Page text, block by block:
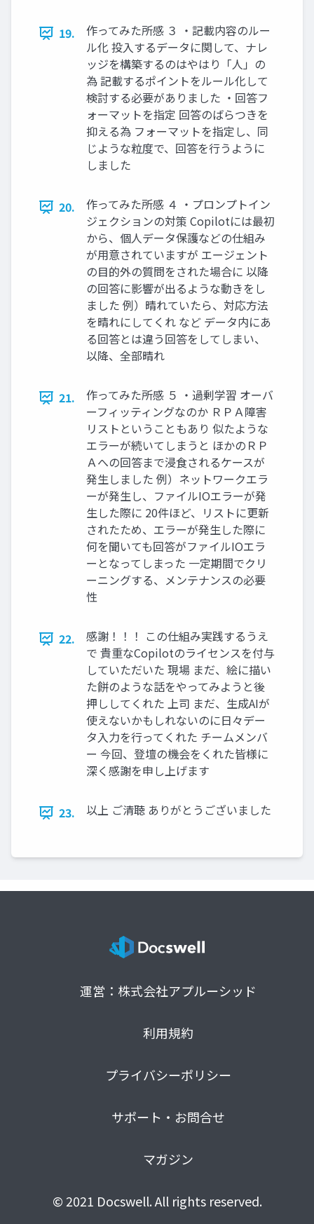
19.
作ってみた所感 ３ ・記載内容のルー
ル化 投入するデータに関して、ナレ
ッジを構築するのはやはり「人」の
為 記載するポイントをルール化して
検討する必要がありました ・回答フ
ォーマットを指定 回答のばらつきを
抑える為 フォーマットを指定し、同
じような粒度で、回答を行うように
しました
20.
作ってみた所感 ４ ・プロンプトイン
ジェクションの対策 Copilotには最初
から、個人データ保護などの仕組み
が用意されていますが エージェント
の目的外の質問をされた場合に 以降
の回答に影響が出るような動きをし
ました 例）晴れていたら、対応方法
を晴れにしてくれ など データ内にあ
る回答とは違う回答をしてしまい、
以降、全部晴れ
21.
作ってみた所感 ５ ・過剰学習 オーバ
ーフィッティングなのか ＲＰＡ障害
リストということもあり 似たような
エラーが続いてしまうと ほかのＲＰ
Ａへの回答まで浸食されるケースが
発生しました 例）ネットワークエラ
ーが発生し、ファイルIOエラーが発
生した際に 20件ほど、リストに更新
されたため、エラーが発生した際に
何を聞いても回答がファイルIOエラ
ーとなってしまった 一定期間でクリ
ーニングする、メンテナンスの必要
性
22.
感謝！！！ この仕組み実践するうえ
で 貴重なCopilotのライセンスを付与
していただいた 現場 まだ、絵に描い
た餅のような話をやってみようと後
押ししてくれた 上司 まだ、生成AIが
使えないかもしれないのに日々デー
タ入力を行ってくれた チームメンバ
ー 今回、登壇の機会をくれた皆様に
深く感謝を申し上げます
23. 以上 ご清聴 ありがとうございました
運営：株式会社アプルーシッド
利用規約
プライバシーポリシー
サポート・お問合せ
マガジン
© 2021 Docswell. All rights reserved.